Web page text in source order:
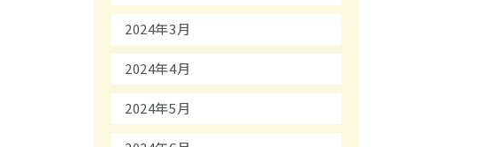
2024年3月
2024年4月
2024年5月